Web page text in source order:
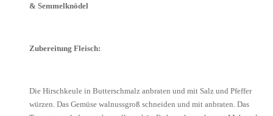
& Semmelknödel
Zubereitung Fleisch:
Die Hirschkeule in Butterschmalz anbraten und mit Salz und Pfeffer
würzen. Das Gemüse walnussgroß schneiden und mit anbraten. Das